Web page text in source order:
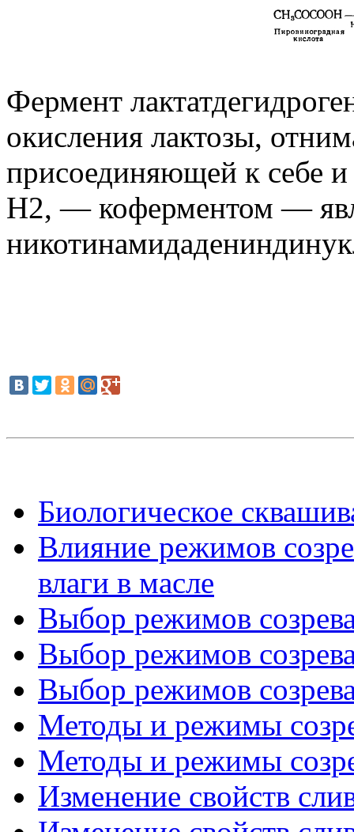
Фермент
окисления лактозы,
присоединяющей к себе
H2, — коферментом —
Биологическое
Влияние режимов
влаги в масле
Выбор режимов
Выбор режимов
Выбор режимов
Методы и режимы
Методы и режимы
Изменение свойств